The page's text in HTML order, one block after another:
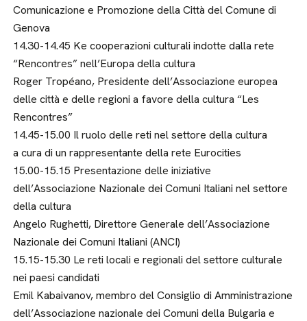
Comunicazione e Promozione della Città del Comune di
Genova
14.30-14.45 Ke cooperazioni culturali indotte dalla rete
“Rencontres” nell’Europa della cultura
Roger Tropéano, Presidente dell’Associazione europea
delle città e delle regioni a favore della cultura “Les
Rencontres”
14.45-15.00 Il ruolo delle reti nel settore della cultura
a cura di un rappresentante della rete Eurocities
15.00-15.15 Presentazione delle iniziative
dell’Associazione Nazionale dei Comuni Italiani nel settore
della cultura
Angelo Rughetti, Direttore Generale dell’Associazione
Nazionale dei Comuni Italiani (ANCI)
15.15-15.30 Le reti locali e regionali del settore culturale
nei paesi candidati
Emil Kabaivanov, membro del Consiglio di Amministrazione
dell’Associazione nazionale dei Comuni della Bulgaria e